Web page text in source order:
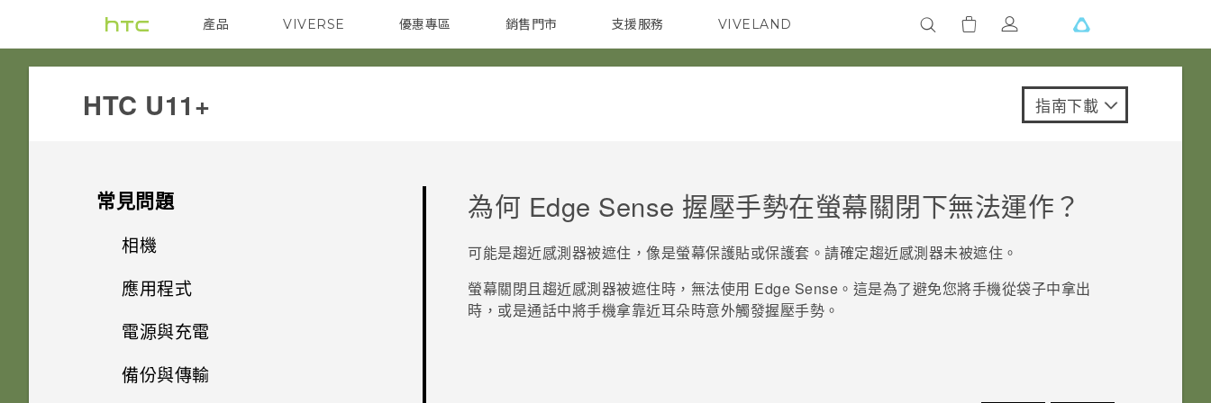
產品
VIVE G REIGNS 智慧型手機 配件
VIVERSE 優惠專區
焦點訊息 校園專案 企業採購
銷售門市
銷售通路 支援服務 VIVELAND
HTC U11+‎ 指南下載
常見問題
相機
能否讓相機停留在待機模式以節
省電力？要如何設定？
如何利用聽覺焦點錄下遠方主體
清楚且聲音分明的影片？
應用程式
為何說出「OK Google」無法啟
動 Google 個人助理？
電源與充電
我的手機是否向下相容於不支援
備份與傳輸
為何 Edge Sense 握壓手勢在螢幕關閉下無法運作？
可能是趨近感測器被遮住，像是螢幕保護貼或保護套。請確定趨近感測器未被遮住。
螢幕關閉且趨近感測器被遮住時，無法使用 Edge Sense 。這是為了避免您將手機從袋子中拿出
時，或是通話中將手機拿靠近耳朵時意外觸發握壓手勢。